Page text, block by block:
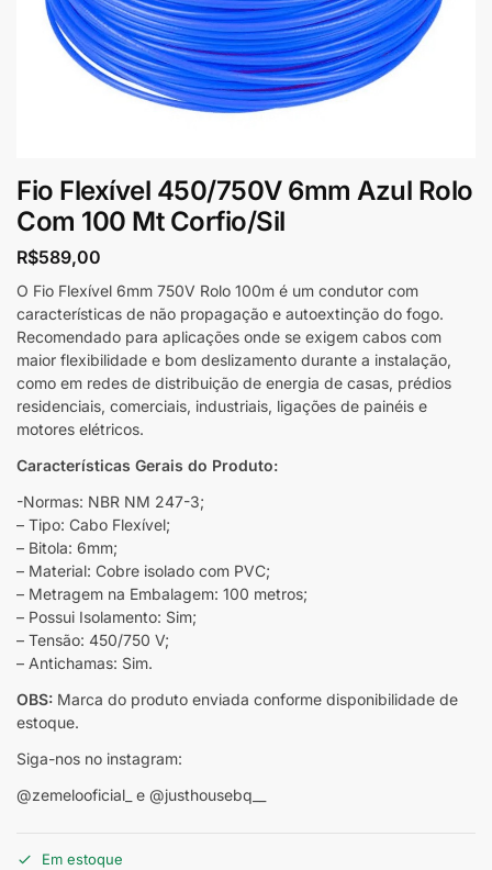
Fio Flexível 450/750V 6mm Azul Rolo
Com 100 Mt Corfio/Sil
R$589,00
O Fio Flexível 6mm 750V Rolo 100m é um condutor com
características de não propagação e autoextinção do fogo.
Recomendado para aplicações onde se exigem cabos com
maior flexibilidade e bom deslizamento durante a instalação,
como em redes de distribuição de energia de casas, prédios
residenciais, comerciais, industriais, ligações de painéis e
motores elétricos.
Características Gerais do Produto:
-Normas: NBR NM 247-3;
– Tipo: Cabo Flexível;
– Bitola: 6mm;
– Material: Cobre isolado com PVC;
– Metragem na Embalagem: 100 metros;
– Possui Isolamento: Sim;
– Tensão: 450/750 V;
– Antichamas: Sim.
OBS: Marca do produto enviada conforme disponibilidade de
estoque.
Siga-nos no instagram:
@zemelooficial_ e @justhousebq__
Em estoque